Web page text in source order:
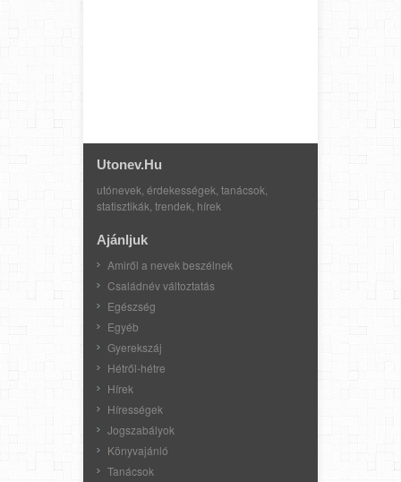
Utonev.hu
utónevek, érdekességek, tanácsok,
statisztikák, trendek, hírek
Ajánljuk
Amiről a nevek beszélnek
Családnév változtatás
Egészség
Egyéb
Gyerekszáj
Hétről-hétre
Hírek
Hírességek
Jogszabályok
Könyvajánló
Tanácsok